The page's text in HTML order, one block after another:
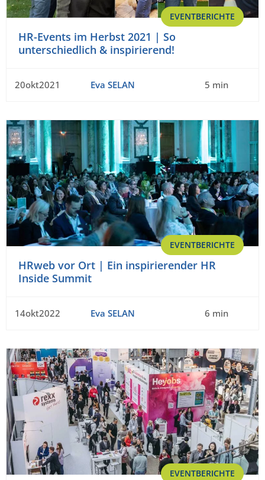
EVENTBERICHTE
HR-Events im Herbst 2021 | So
unterschiedlich & inspirierend!
20okt2021 Eva SELAN 5 min
EVENTBERICHTE
HRweb vor Ort | Ein inspirierender HR
Inside Summit
14okt2022 Eva SELAN 6 min
EVENTBERICHTE